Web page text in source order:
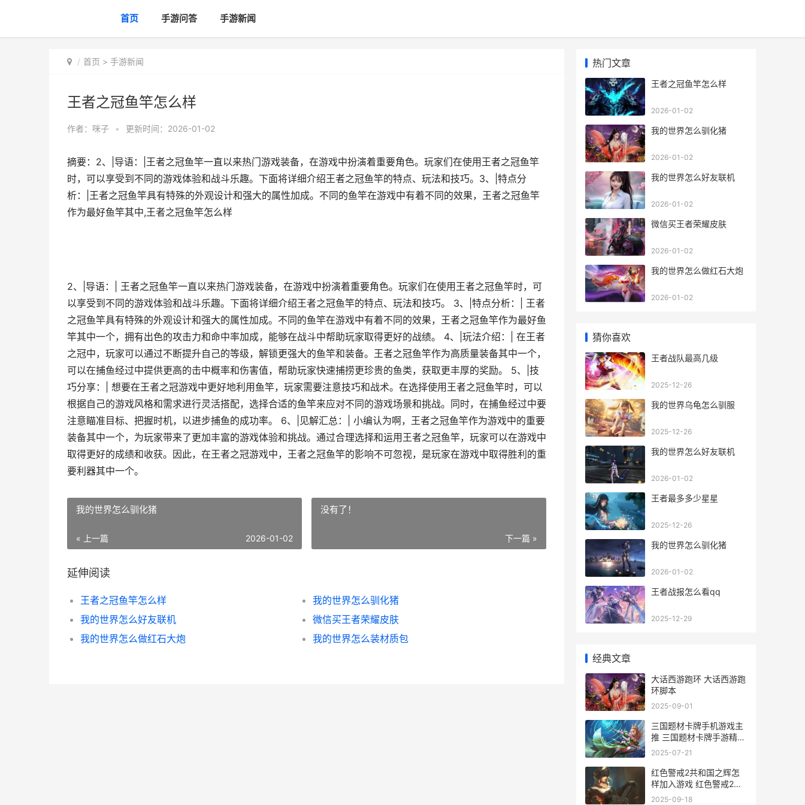
首页 手游问答 手游新闻
首页 > 手游新闻
王者之冠鱼竿怎么样
作者： 咪子 • 更新时间：2026-01-02
摘要：2、|导语：|王者之冠鱼竿一直以来热门游戏装备，在游戏中扮演着重要角色。玩家们在使用王者之冠鱼竿
时，可以享受到不同的游戏体验和战斗乐趣。下面将详细介绍王者之冠鱼竿的特点、玩法和技巧。3、|特点分
析：|王者之冠鱼竿具有特殊的外观设计和强大的属性加成。不同的鱼竿在游戏中有着不同的效果，王者之冠鱼竿
作为最好鱼竿其中,王者之冠鱼竿怎么样
2、|导语：| 王者之冠鱼竿一直以来热门游戏装备，在游戏中扮演着重要角色。玩家们在使用王者之冠鱼竿时，可
以享受到不同的游戏体验和战斗乐趣。下面将详细介绍王者之冠鱼竿的特点、玩法和技巧。 3、|特点分析：| 王者
之冠鱼竿具有特殊的外观设计和强大的属性加成。不同的鱼竿在游戏中有着不同的效果，王者之冠鱼竿作为最好鱼
竿其中一个，拥有出色的攻击力和命中率加成，能够在战斗中帮助玩家取得更好的战绩。 4、|玩法介绍：| 在王者
之冠中，玩家可以通过不断提升自己的等级，解锁更强大的鱼竿和装备。王者之冠鱼竿作为高质量装备其中一个，
可以在捕鱼经过中提供更高的击中概率和伤害值，帮助玩家快速捕捞更珍贵的鱼类，获取更丰厚的奖励。 5、|技
巧分享：| 想要在王者之冠游戏中更好地利用鱼竿，玩家需要注意技巧和战术。在选择使用王者之冠鱼竿时，可以
根据自己的游戏风格和需求进行灵活搭配，选择合适的鱼竿来应对不同的游戏场景和挑战。同时，在捕鱼经过中要
注意瞄准目标、把握时机，以进步捕鱼的成功率。 6、|见解汇总：| 小编认为啊，王者之冠鱼竿作为游戏中的重要
装备其中一个，为玩家带来了更加丰富的游戏体验和挑战。通过合理选择和运用王者之冠鱼竿，玩家可以在游戏中
取得更好的成绩和收获。因此，在王者之冠游戏中，王者之冠鱼竿的影响不可忽视，是玩家在游戏中取得胜利的重
要利器其中一个。
我的世界怎么驯化猪
« 上一篇 2026-01-02
没有了！
下一篇 »
延伸阅读
王者之冠鱼竿怎么样
我的世界怎么驯化猪
我的世界怎么好友联机
微信买王者荣耀皮肤
我的世界怎么做红石大炮
我的世界怎么装材质包
热门文章
王者之冠鱼竿怎么样
2026-01-02
我的世界怎么驯化猪
2026-01-02
我的世界怎么好友联机
2026-01-02
微信买王者荣耀皮肤
2026-01-02
我的世界怎么做红石大炮
2026-01-02
猜你喜欢
王者战队最高几级
2025-12-26
我的世界乌龟怎么驯服
2025-12-26
我的世界怎么好友联机
2026-01-02
王者最多多少星星
2025-12-26
我的世界怎么驯化猪
2026-01-02
王者战报怎么看qq
2025-12-29
经典文章
大话西游跑环 大话西游跑
环脚本
2025-09-01
三国题材卡牌手机游戏主
推 三国题材卡牌手游精英
关卡可以捕获武将
2025-07-21
红色警戒2共和国之辉怎
样加入游戏 红色警戒2共
和国之辉安装码是多少
2025-09-18